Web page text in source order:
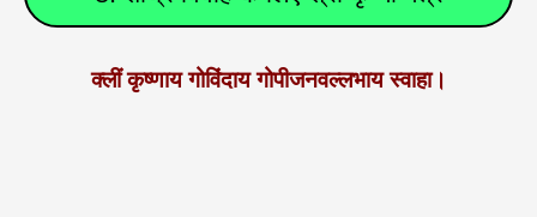
क्लीं कृष्णाय गोविंदाय गोपीजनवल्लभाय स्वाहा।